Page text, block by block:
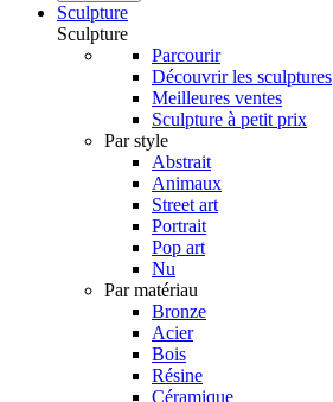
Sculpture
Sculpture
Parcourir
Découvrir les sculptures
Meilleures ventes
Sculpture à petit prix
Par style
Abstrait
Animaux
Street art
Portrait
Pop art
Nu
Par matériau
Bronze
Acier
Bois
Résine
Céramique